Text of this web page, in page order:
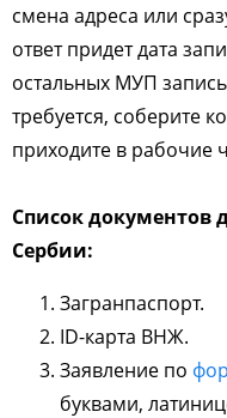
смена адреса или
ответ придет дата
остальных МУП
требуется, соберите
приходите в рабочие
Список документов
Сербии:
Загранпаспорт.
ID-карта ВНЖ.
Заявление по
буквами,